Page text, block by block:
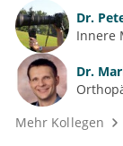
Dr.
Innere
Dr.
Mehr Kollegen